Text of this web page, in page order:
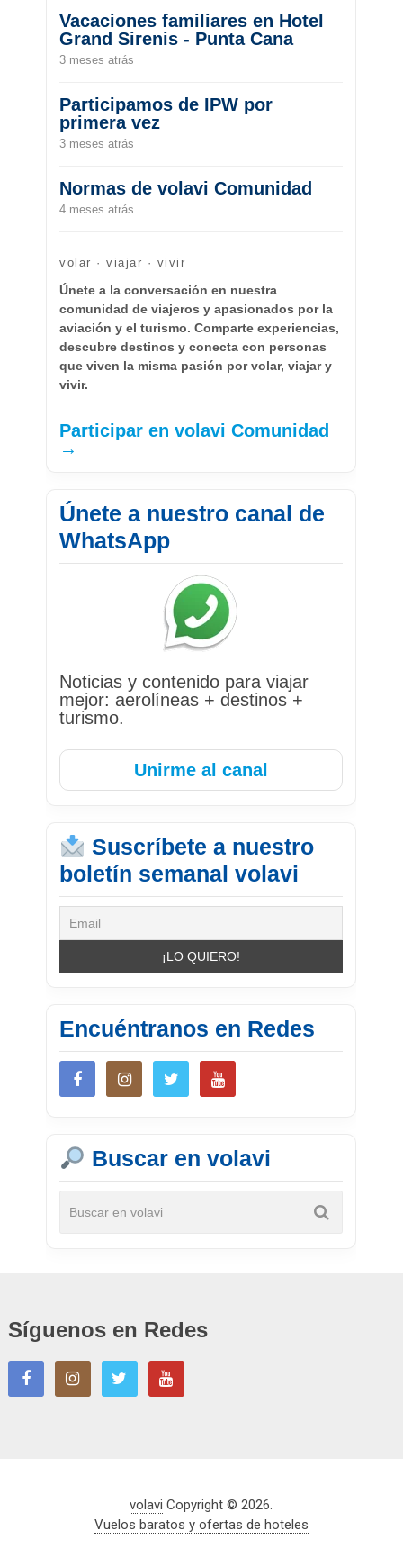
Vacaciones familiares en Hotel
Grand Sirenis - Punta Cana
3 meses atrás
Participamos de IPW por
primera vez
3 meses atrás
Normas de volavi Comunidad
4 meses atrás
volar · viajar · vivir
Únete a la conversación en nuestra
comunidad de viajeros y apasionados por la
aviación y el turismo. Comparte experiencias,
descubre destinos y conecta con personas
que viven la misma pasión por volar, viajar y
vivir.
Participar en volavi Comunidad
→
Únete a nuestro canal de
WhatsApp
Noticias y contenido para viajar
mejor: aerolíneas + destinos +
turismo.
Unirme al canal
Suscríbete a nuestro
boletín semanal volavi
Encuéntranos en Redes
Buscar en volavi
Síguenos en Redes
volavi Copyright © 2026.
Vuelos baratos y ofertas de hoteles